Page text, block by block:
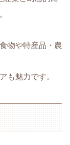
物や特産品・農
も魅力です。